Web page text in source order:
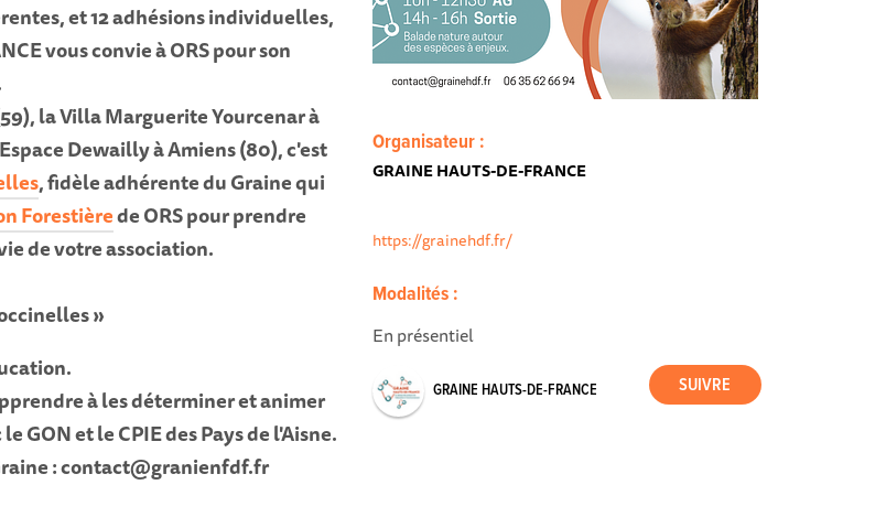
et 12 adhésions individuelles,
vous convie à ORS pour son
la Villa Marguerite Yourcenar à
Dewailly à Amiens (80), c'est
, fidèle adhérente du Graine qui
Forestièrede ORS pour prendre
de votre association.
»
à les déterminer et animer
GON et le CPIE des Pays de l'Aisne.
: contact@granienfdf.fr
Organisateur :
GRAINE HAUTS-DE-FRANCE
https://grainehdf.fr/
Modalités :
En présentiel
GRAINE HAUTS-DE-FRANCE